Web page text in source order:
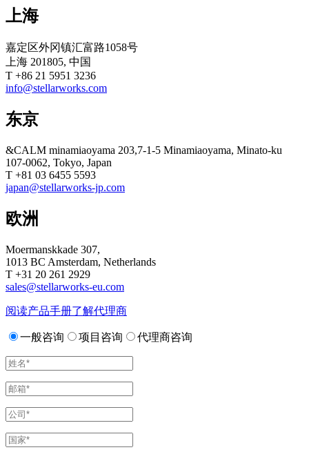
上海
嘉定区外冈镇汇富路1058号
上海 201805, 中国
T +86 21 5951 3236
info@stellarworks.com
东京
&CALM minamiaoyama 203,7-1-5 Minamiaoyama, Minato-ku
107-0062, Tokyo, Japan
T +81 03 6455 5593
japan@stellarworks-jp.com
欧洲
Moermanskkade 307,
1013 BC Amsterdam, Netherlands
T +31 20 261 2929
sales@stellarworks-eu.com
阅读产品手册了解代理商
一般咨询 项目咨询 代理商咨询